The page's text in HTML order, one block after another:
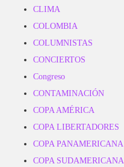
CLIMA
COLOMBIA
COLUMNISTAS
CONCIERTOS
Congreso
CONTAMINACIÓN
COPA AMÉRICA
COPA LIBERTADORES
COPA PANAMERICANA
COPA SUDAMERICANA